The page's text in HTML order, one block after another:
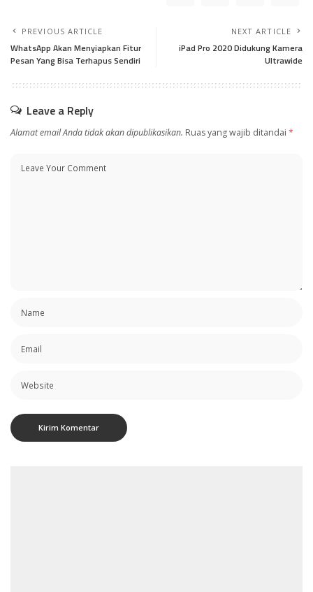
PREVIOUS ARTICLE
WhatsApp Akan Menyiapkan Fitur
Pesan Yang Bisa Terhapus Sendiri
NEXT ARTICLE
iPad Pro 2020 Didukung Kamera
Ultrawide
Leave a Reply
Alamat email Anda tidak akan dipublikasikan. Ruas yang wajib ditandai *